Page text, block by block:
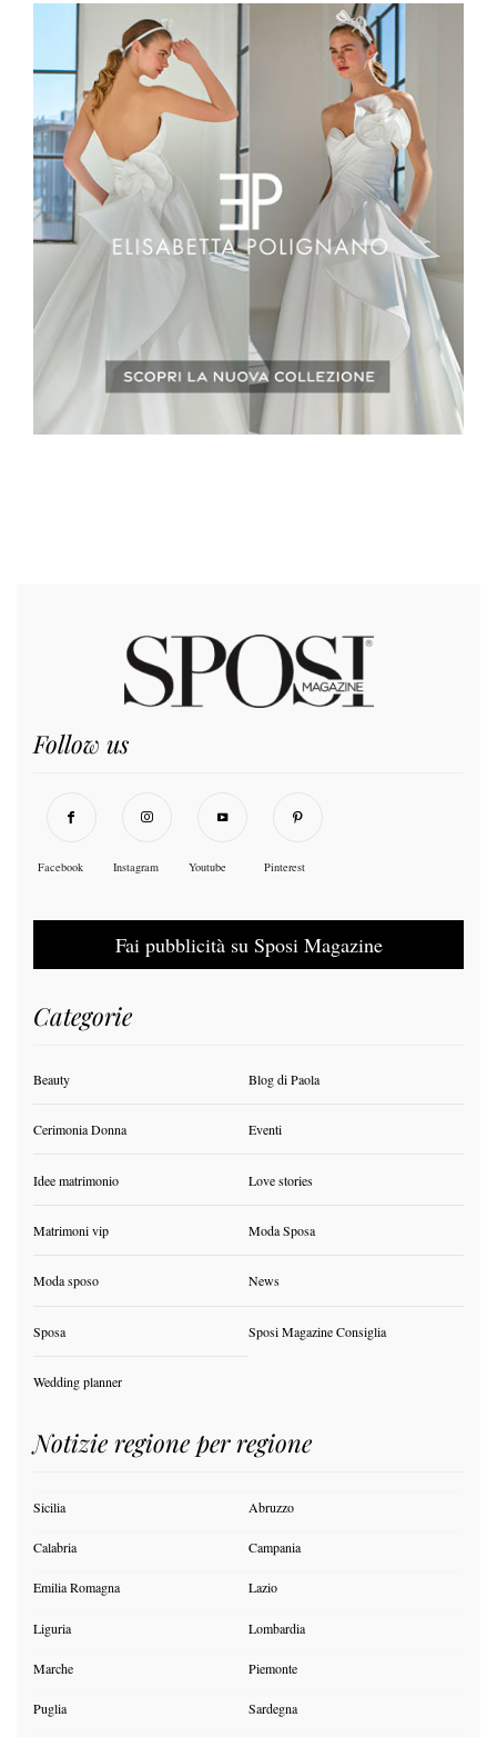
Follow us
Facebook Instagram Youtube Pinterest
Fai pubblicità su Sposi Magazine
Categorie
Beauty Blog di Paola
Cerimonia Donna Eventi
Idee matrimonio Love stories
Matrimoni vip Moda Sposa
Moda sposo News
Sposa Sposi Magazine Consiglia
Wedding planner
Notizie regione per regione
Sicilia Abruzzo
Calabria Campania
Emilia Romagna Lazio
Liguria Lombardia
Marche Piemonte
Puglia Sardegna